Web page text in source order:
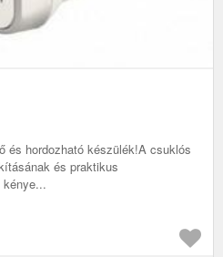
és hordozható készülék!A csuklós
és praktikus
kénye...